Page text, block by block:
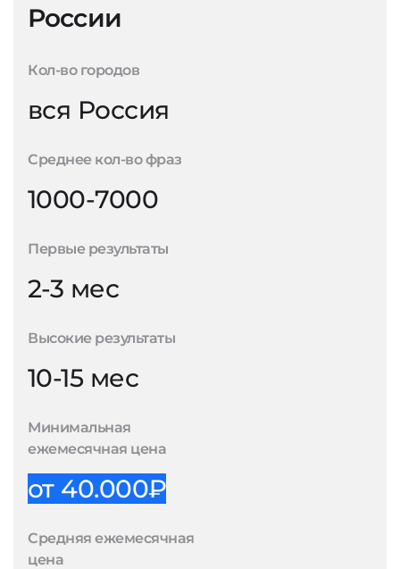
России
Кол-во городов
вся Россия
Среднее кол-во фраз
1000-7000
Первые результаты
2-3 мес
Высокие результаты
10-15 мес
Минимальная
ежемесячная цена
от 40.000₽
Средняя ежемесячная
цена